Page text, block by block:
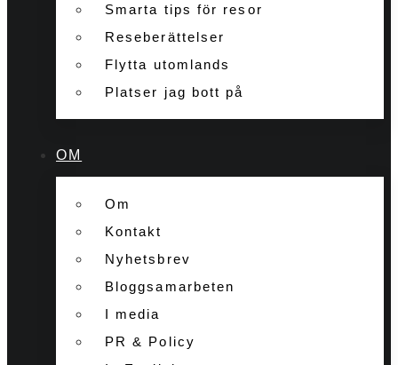
Smarta tips för resor
Reseberättelser
Flytta utomlands
Platser jag bott på
OM
Om
Kontakt
Nyhetsbrev
Bloggsamarbeten
I media
PR & Policy